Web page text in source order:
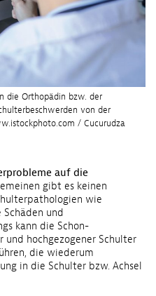
die Orthopädin bzw. der
von der
/ Cucurudza
auf die
gibt es keinen
wie
und
kann die Schon-
hochgezogener Schulter
die wiederum
in die Schulter bzw. Achsel